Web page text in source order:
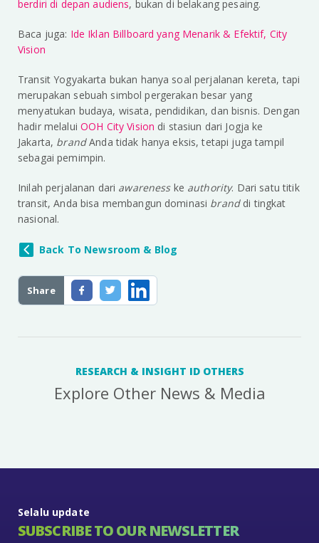
Share
berdiri di depan audiens, bukan di belakang pesaing.
Baca juga: Ide Iklan Billboard yang Menarik & Efektif, City
Vision
Transit Yogyakarta bukan hanya soal perjalanan kereta, tapi
merupakan sebuah simbol pergerakan besar yang
menyatukan budaya, wisata, pendidikan, dan bisnis. Dengan
hadir melalui OOH City Vision di stasiun dari Jogja ke
Jakarta, brandAnda tidak hanya eksis, tetapi juga tampil
sebagai pemimpin.
Inilah perjalanan dari awareness ke authority. Dari satu titik
transit, Anda bisa membangun dominasi brand di tingkat
nasional.
Back To Newsroom & Blog
RESEARCH & INSIGHT ID OTHERS
Explore Other News & Media
Selalu update
SUBSCRIBE TO OUR NEWSLETTER